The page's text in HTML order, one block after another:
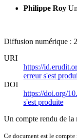
Philippe Roy
Diffusion numérique :
URI
https://
erreur s'est
DOI
https://doi.org/
s'est produite
Un compte rendu de la
Ce document est le